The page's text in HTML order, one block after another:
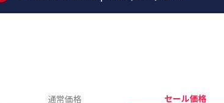
すべての記事
人気記事ランキング
通常価格 セール価格